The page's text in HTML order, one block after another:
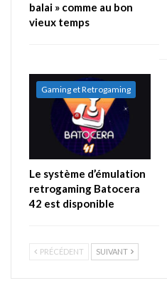
balai » comme au bon
vieux temps
Gaming et Retrogaming
Le système d’émulation
retrogaming Batocera
42 est disponible
PRÉCÉDENT SUIVANT